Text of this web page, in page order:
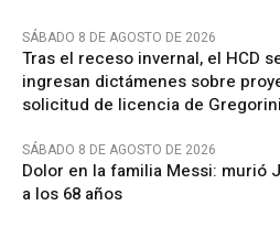
SÁBADO 8 DE AGOSTO DE 2026
Tras el receso invernal, el HCD
ingresan dictámenes sobre
solicitud de licencia de Gregorini
SÁBADO 8 DE AGOSTO DE 2026
Dolor en la familia Messi: murió
a los 68 años